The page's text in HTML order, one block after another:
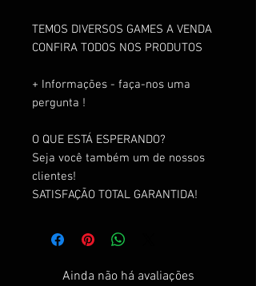
TEMOS DIVERSOS GAMES A VENDA
CONFIRA TODOS NOS PRODUTOS
+ Informações - faça-nos uma
pergunta !
O QUE ESTÁ ESPERANDO?
Seja você também um de nossos
clientes!
SATISFAÇÃO TOTAL GARANTIDA!
Ainda não há avaliações